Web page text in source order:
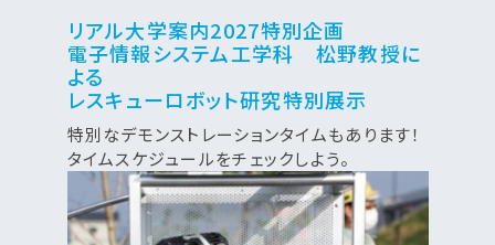
リアル大学案内2027特別企画
電子情報システム工学科 松野教授に
よる
レスキューロボット研究特別展示
特別なデモンストレーションタイムもあります！
タイムスケジュールをチェックしよう。